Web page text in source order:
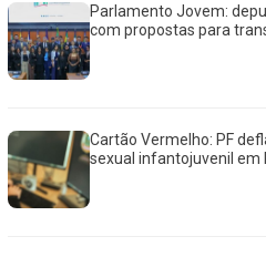
Parlamento Jovem:
com propostas para
Cartão Vermelho: PF
sexual infantojuvenil em